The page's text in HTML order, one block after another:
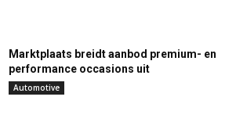
Marktplaats breidt aanbod premium- en
performance occasions uit
Automotive